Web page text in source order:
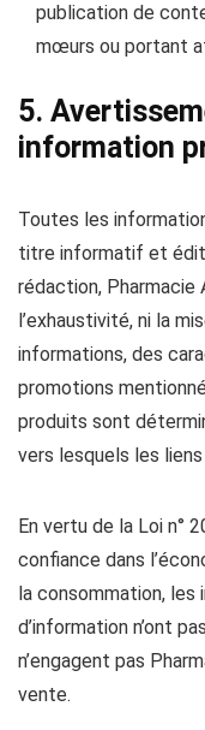
publication de
mœurs ou portant
5.
information
Toutes les
titre informatif et
rédaction, Pharmacie
l’exhaustivité, ni la
informations, des
promotions
produits sont
vers lesquels les
En vertu de la Loi n°
confiance dans
la consommation, les
d’information n’ont
n’engagent pas
vente.